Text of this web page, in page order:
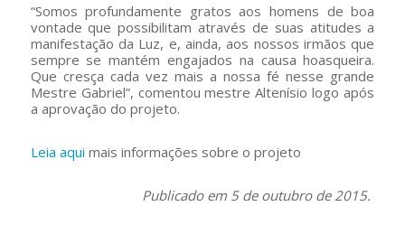
“Somos profundamente gratos aos homens de boa
vontade que possibilitam através de suas atitudes a
manifestação da Luz, e, ainda, aos nossos irmãos que
sempre se mantém engajados na causa hoasqueira.
Que cresça cada vez mais a nossa fé nesse grande
Mestre Gabriel”, comentou mestre Altenísio logo após
a aprovação do projeto.
Leia aqui mais informações sobre o projeto
Publicado em 5 de outubro de 2015.